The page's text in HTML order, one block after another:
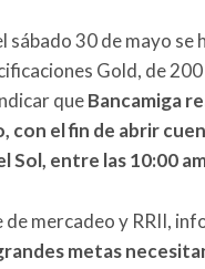
30 de mayo se
Gold, de
queBancamiga
con el fin de abrir
Sol, entre las 10:00
de mercadeo y RRII,
metas